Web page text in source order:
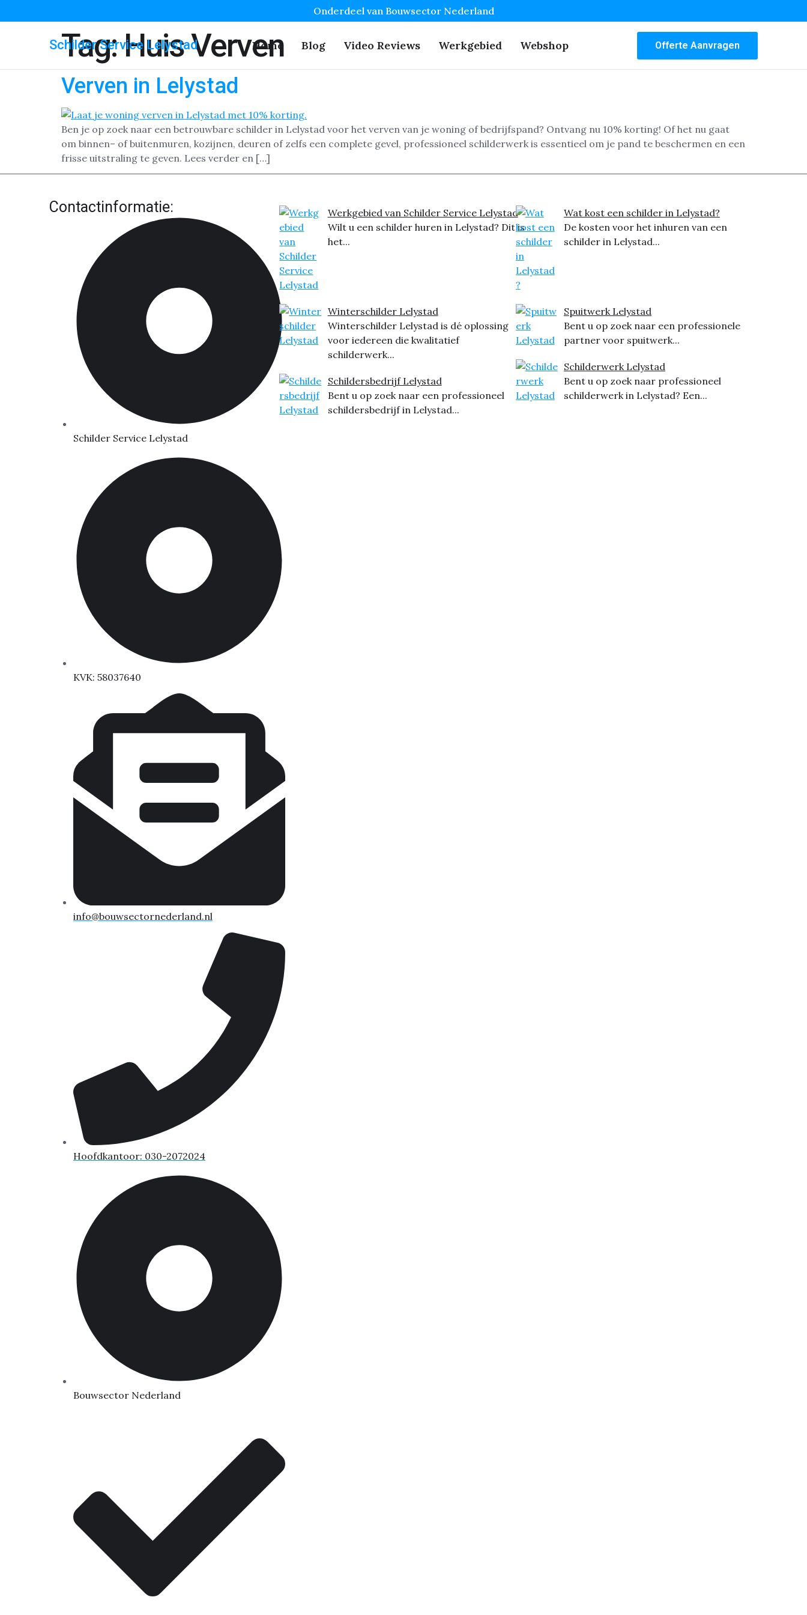
Onderdeel van Bouwsector Nederland
Schilder Service Lelystad Home Blog Video Reviews Werkgebied Webshop Offerte Aanvragen
Tag:Huis Verven
Verven in Lelystad
Ben je op zoek naar een betrouwbare schilder in Lelystad voor het verven van je woning of bedrijfspand? Ontvang nu 10% korting! Of het nu gaat
om binnen– of buitenmuren, kozijnen, deuren of zelfs een complete gevel, professioneel schilderwerk is essentieel om je pand te beschermen en een
frisse uitstraling te geven. Lees verder en […]
Contactinformatie:
Schilder Service Lelystad
KVK: 58037640
info@bouwsectornederland.nl
Hoofdkantoor: 030-2072024
Bouwsector Nederland
Werkgebied van Schilder Service Lelystad
Wilt u een schilder huren in Lelystad? Dit is
het...
Winterschilder Lelystad
Winterschilder Lelystad is dé oplossing
voor iedereen die kwalitatief
schilderwerk...
Schildersbedrijf Lelystad
Bent u op zoek naar een professioneel
schildersbedrijf in Lelystad...
Wat kost een schilder in Lelystad?
De kosten voor het inhuren van een
schilder in Lelystad...
Spuitwerk Lelystad
Bent u op zoek naar een professionele
partner voor spuitwerk...
Schilderwerk Lelystad
Bent u op zoek naar professioneel
schilderwerk in Lelystad? Een...